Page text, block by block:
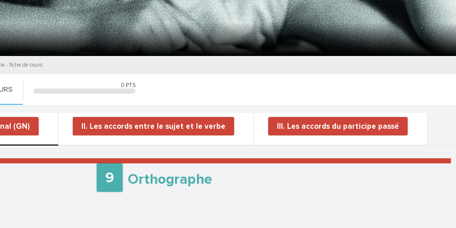
- fiche de cours
0 PTS
(GN) II. Les accords entre le sujet et le verbe III. Les accords du participe passé
9 Orthographe